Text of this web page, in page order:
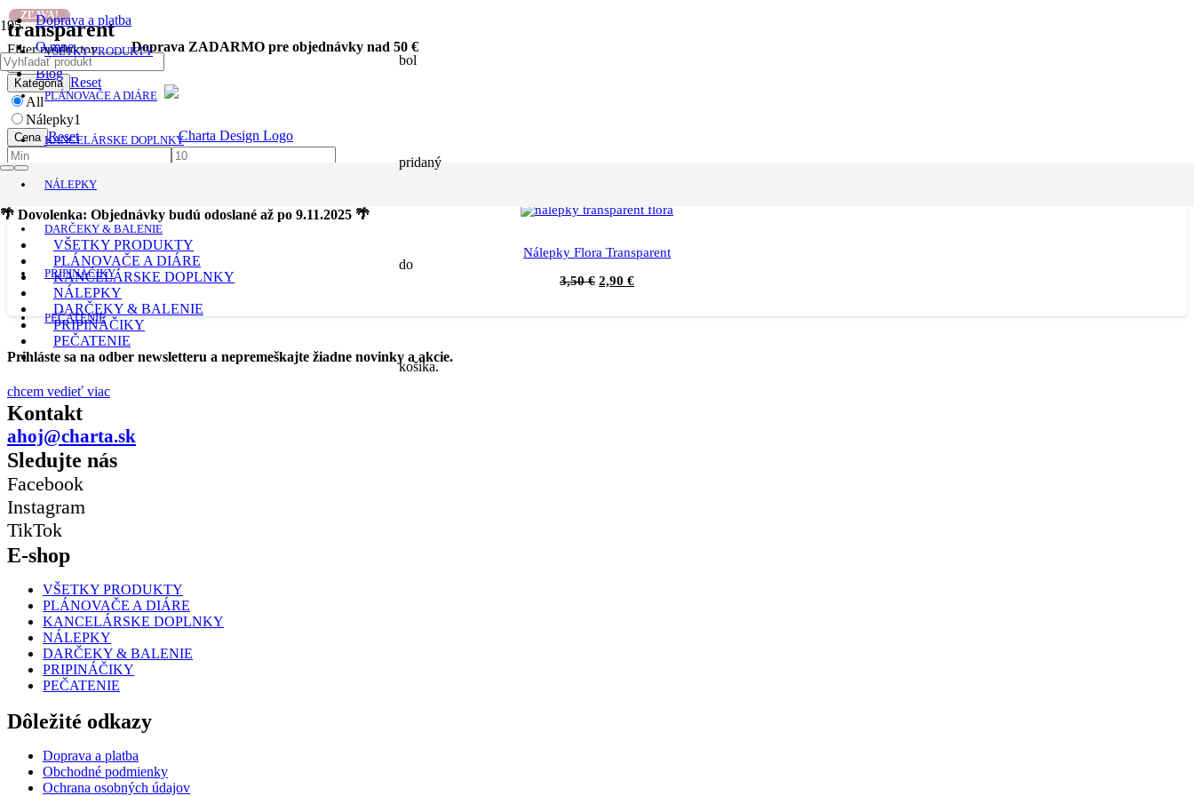
Doprava a platba
O mne
Blog
Doprava ZADARMO pre objednávky nad 50 €
bol
pridaný
do
košíka.
VŠETKY PRODUKTY
PLÁNOVAČE A DIÁRE
KANCELÁRSKE DOPLNKY
NÁLEPKY
DARČEKY & BALENIE
PRIPINÁČIKY
PEČATENIE
🌴 Dovolenka: Objednávky budú odoslané až po 9.11.2025 🌴
VŠETKY PRODUKTY
PLÁNOVAČE A DIÁRE
KANCELÁRSKE DOPLNKY
NÁLEPKY
DARČEKY & BALENIE
PRIPINÁČIKY
PEČATENIE
transparent
Filter produktov
Kategória Reset
All
Nálepky1
Cena Reset
Použiť
Filter produktov
ZĽAVA!
Nálepky Flora Transparent
3,50€ 2,90 €
Prihláste sa na odber newsletteru a nepremeškajte žiadne novinky a akcie.
chcem vedieť viac
Kontakt
ahoj@charta.sk
Sledujte nás
Facebook
Instagram
TikTok
E-shop
VŠETKY PRODUKTY
PLÁNOVAČE A DIÁRE
KANCELÁRSKE DOPLNKY
NÁLEPKY
DARČEKY & BALENIE
PRIPINÁČIKY
PEČATENIE
Dôležité odkazy
Doprava a platba
Obchodné podmienky
Ochrana osobných údajov